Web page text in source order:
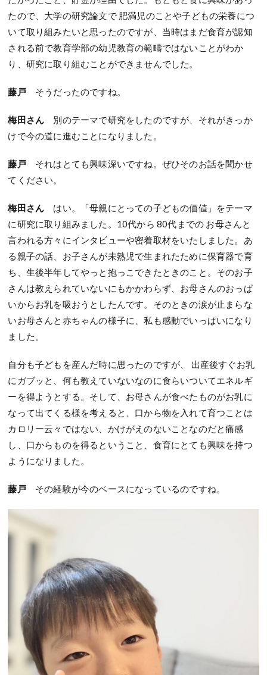
たので、大学の研究論文で 肥満児のことや子どもの栄養につ
いて取り組みたいと思ったのですが、当時はまだ食育が認知
される前で教育学部の幼児教育の範疇ではないことがわか
り、研究に取り組むことができませんでした。
藤戸 そうだったのですね。
梅田さん 別のテーマで研究をしたのですが、それがきっか
けで今の道に進むことになりました。
藤戸 それはとても興味深いですね。ぜひそのお話を聞かせ
てください。
梅田さん はい。「母親にとっての子どもの価値」をテーマ
に研究に取り組みました。10代から 80代までの お母さんと
言われる方々にインタビューや密着取材をいたしました。あ
る親子の話、お子さんが未熟児で生まれたために保育器で育
ち、生後半年してやっと抱っこできたときのこと。そのお子
さんは教えられていないにもかかわらず、お母さんのおっぱ
いからお乳を吸おうとしたんです。そのときの涙が止まらな
いお母さんと赤ちゃんの様子に、私も感動でいっぱいになり
ました。
自分も子どもを産んだ時に思ったのですが、 出産後すぐお乳
にガブッと、何も教えていないなのに食らいついてエネルギ
ーを得ようとする。そして、お母さんが食べたものがお乳に
なって出てくる様を考えると、口から物を入れて育つことは
カロリー云々ではない、かけがえのないことなのだと痛感
し、口からものを得るということ、食育にとても興味を持つ
ようになりました。
藤戸その経験が今のベースになっているのですね。